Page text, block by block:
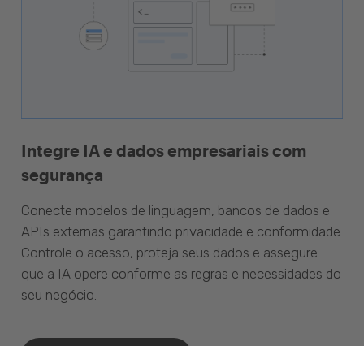
Integre IA e dados empresariais com
segurança
Conecte modelos de linguagem, bancos de dados e
APIs externas garantindo privacidade e conformidade.
Controle o acesso, proteja seus dados e assegure
que a IA opere conforme as regras e necessidades do
seu negócio.